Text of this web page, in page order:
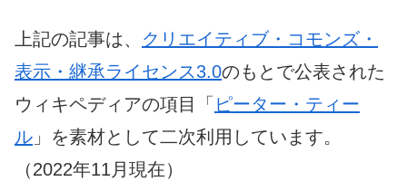
上記の記事は、 クリエイティブ・コモンズ・
表示・継承ライセンス3.0のもとで公表された
ウィキペディアの項目「 ピーター・ティー
ル 」を素材として二次利用しています。
（2022年11月現在）